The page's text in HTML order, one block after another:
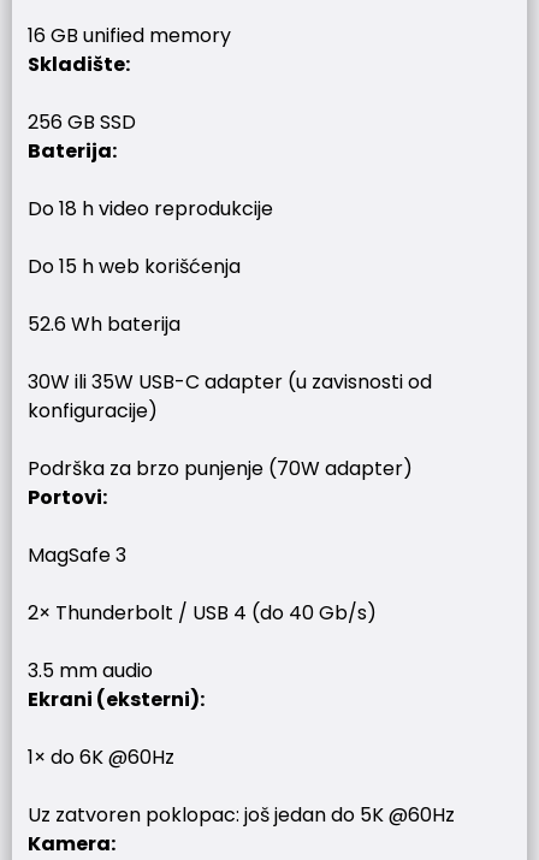
16 GB unified memory
Skladište:
256 GB SSD
Baterija:
Do 18 h video reprodukcije
Do 15 h web korišćenja
52.6 Wh baterija
30W ili 35W USB-C adapter (u zavisnosti od
konfiguracije)
Podrška za brzo punjenje (70W adapter)
Portovi:
MagSafe 3
2× Thunderbolt / USB 4 (do 40 Gb/s)
3.5 mm audio
Ekrani (eksterni):
1× do 6K @60Hz
Uz zatvoren poklopac: još jedan do 5K @60Hz
Kamera: